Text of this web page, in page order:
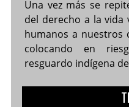
Una vez más se
del derecho a la vida
humanos a nuestros
colocando en
resguardo indígena